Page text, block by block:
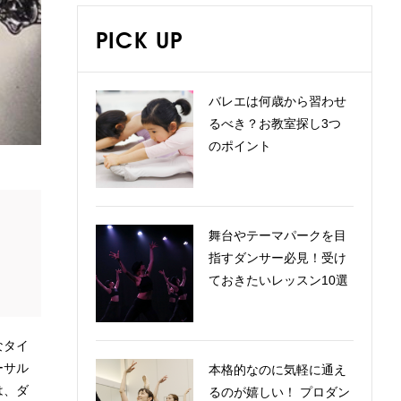
イ
サル
、ダ
PICK UP
バレエは何歳から習わせ
るべき？お教室探し3つ
のポイント
舞台やテーマパークを目
指すダンサー必見！受け
ておきたいレッスン10選
本格的なのに気軽に通え
るのが嬉しい！ プロダン